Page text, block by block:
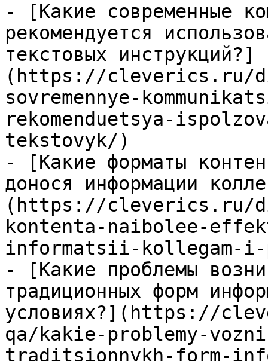
- [Какие современные
рекомендуется
текстовых инструкций?]
(https://cleverics.ru/
sovremennye-
rekomenduetsya-
tekstovyk/)
- [Какие форматы
донося информации
(https://cleverics.ru/
kontenta-naibolee-
informatsii-kollegam-i-
- [Какие проблемы
традиционных форм
условиях?](https://
qa/kakie-problemy-
traditsionnykh-form-